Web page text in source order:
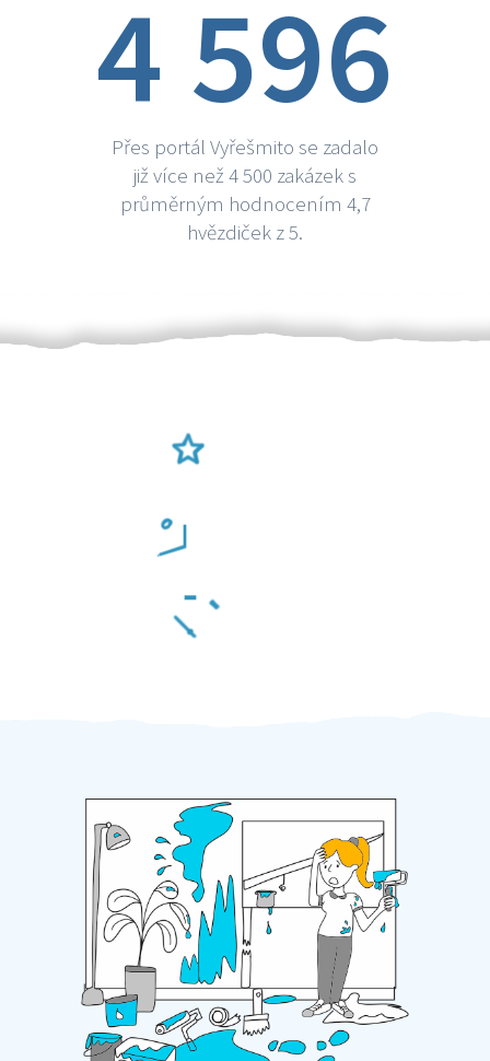
4 596
Přes portál Vyřešmito se zadalo
již více než 4 500 zakázek s
průměrným hodnocením 4,7
hvězdiček z 5.